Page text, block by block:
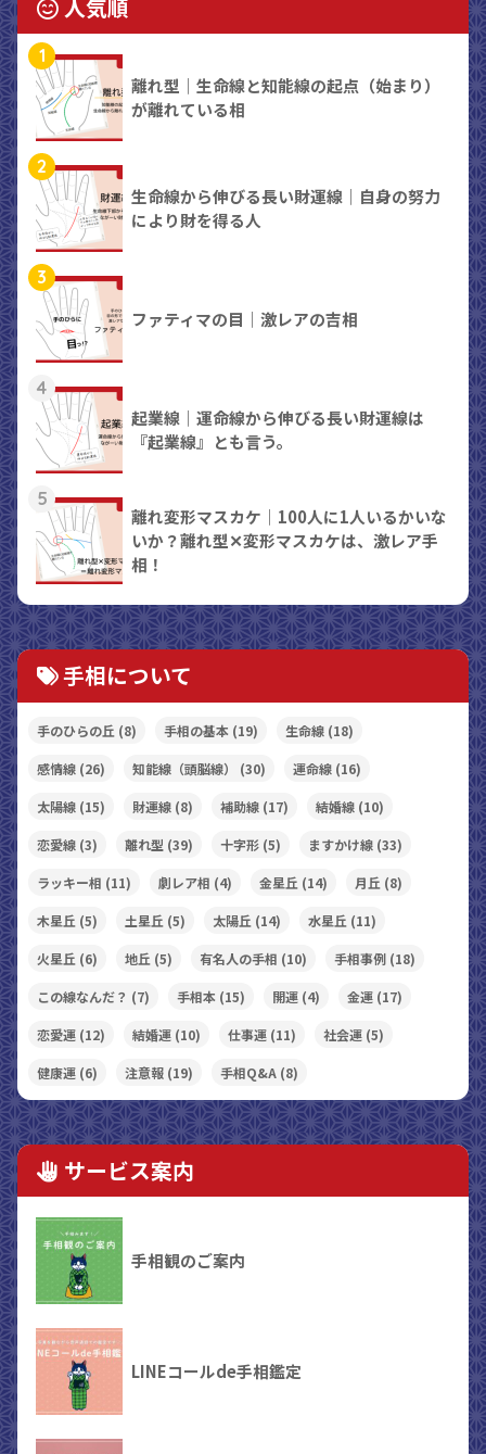
人気順
1
離れ型｜生命線と知能線の起点（始まり）
が離れている相
2
生命線から伸びる長い財運線｜自身の努力
により財を得る人
3
ファティマの目｜激レアの吉相
4
起業線｜運命線から伸びる長い財運線は
『起業線』とも言う。
5
離れ変形マスカケ｜100人に1人いるかいな
いか？離れ型✕変形マスカケは、激レア手
相！
手相について
手のひらの丘 (8) 手相の基本 (19) 生命線 (18)
感情線 (26) 知能線（頭脳線） (30) 運命線 (16)
太陽線 (15) 財運線 (8) 補助線 (17) 結婚線 (10)
恋愛線 (3) 離れ型 (39) 十字形 (5) ますかけ線 (33)
ラッキー相 (11) 劇レア相 (4) 金星丘 (14) 月丘 (8)
木星丘 (5) 土星丘 (5) 太陽丘 (14) 水星丘 (11)
火星丘 (6) 地丘 (5) 有名人の手相 (10) 手相事例 (18)
この線なんだ？ (7) 手相本 (15) 開運 (4) 金運 (17)
恋愛運 (12) 結婚運 (10) 仕事運 (11) 社会運 (5)
健康運 (6) 注意報 (19) 手相Q&A (8)
サービス案内
手相観のご案内
LINEコールde手相鑑定